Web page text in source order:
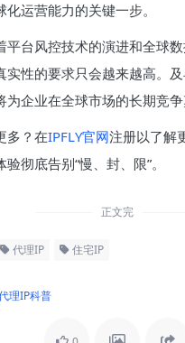
化运营能力的关键一步。
平台风控技术的演进和全球
实性的要求只会越来越高。
为企业在全球市场的长期竞争
多？在IPFLY官网注册以了解
彻底告别“慢、封、限”。
正文完
代理IP 住宅IP
理IP科普